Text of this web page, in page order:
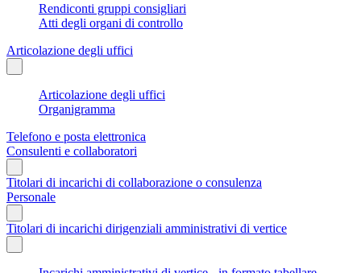
Rendiconti gruppi consigliari
Atti degli organi di controllo
Articolazione degli uffici
Articolazione degli uffici
Organigramma
Telefono e posta elettronica
Consulenti e collaboratori
Titolari di incarichi di collaborazione o consulenza
Personale
Titolari di incarichi dirigenziali amministrativi di vertice